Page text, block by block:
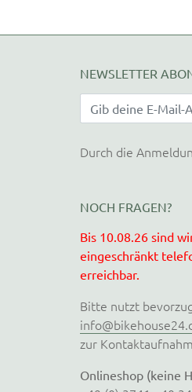
NEWSLETTER
Durch die
NOCH FRAGEN?
Bis 10.08.26 sind
eingeschränkt
erreichbar.
Bitte nutzt
zur
Onlineshop (keine